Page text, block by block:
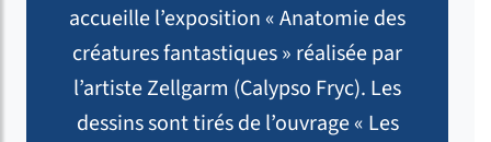
accueille l’exposition « Anatomie des
créatures fantastiques » réalisée par
l’artiste Zellgarm (Calypso Fryc). Les
dessins sont tirés de l’ouvrage « Les